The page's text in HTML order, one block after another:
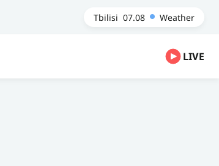
Tbilisi 07.08 Weather
LIVE